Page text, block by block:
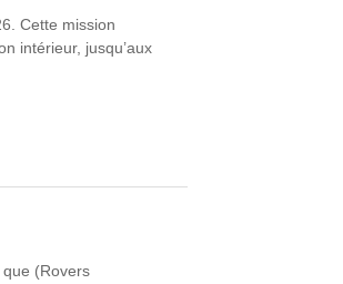
Cette mission
intérieur, jusqu’aux
(Rovers